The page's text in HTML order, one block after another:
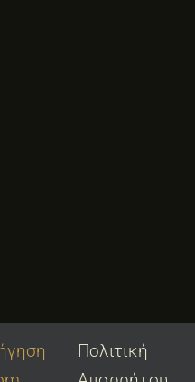
Πολιτική